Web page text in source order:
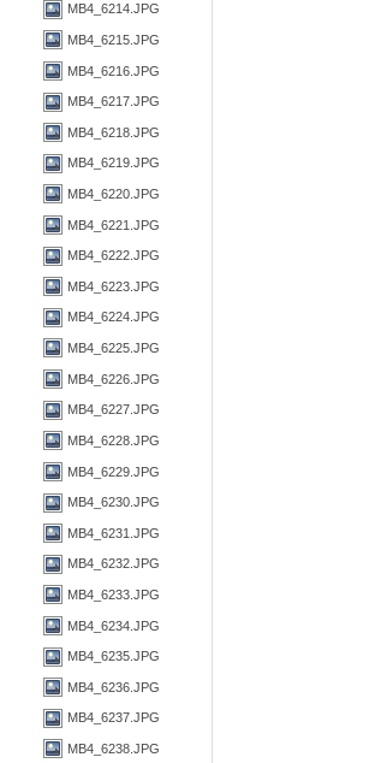
MB4_6214.JPG
MB4_6215.JPG
MB4_6216.JPG
MB4_6217.JPG
MB4_6218.JPG
MB4_6219.JPG
MB4_6220.JPG
MB4_6221.JPG
MB4_6222.JPG
MB4_6223.JPG
MB4_6224.JPG
MB4_6225.JPG
MB4_6226.JPG
MB4_6227.JPG
MB4_6228.JPG
MB4_6229.JPG
MB4_6230.JPG
MB4_6231.JPG
MB4_6232.JPG
MB4_6233.JPG
MB4_6234.JPG
MB4_6235.JPG
MB4_6236.JPG
MB4_6237.JPG
MB4_6238.JPG